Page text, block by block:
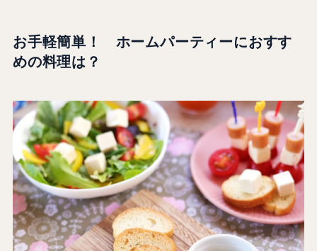
お手軽簡単！ ホームパーティーにおすす
めの料理は？